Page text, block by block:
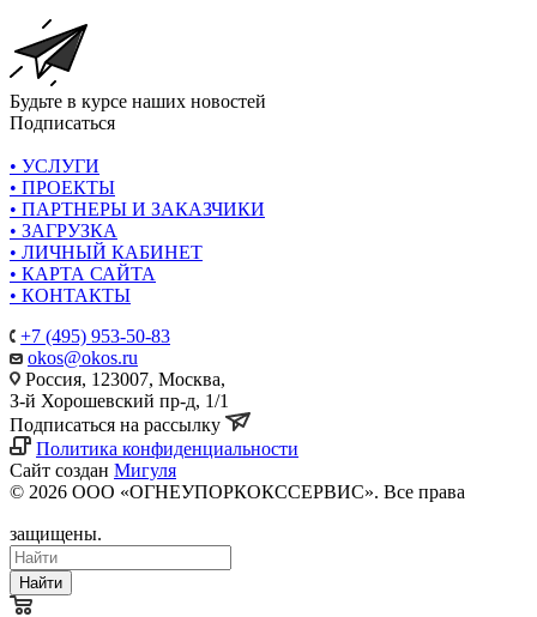
Будьте в курсе наших новостей
Подписаться
• УСЛУГИ
• ПРОЕКТЫ
• ПАРТНЕРЫ И ЗАКАЗЧИКИ
• ЗАГРУЗКА
• ЛИЧНЫЙ КАБИНЕТ
• КАРТА САЙТА
• КОНТАКТЫ
+7 (495) 953-50-83
okos@okos.ru
Россия, 123007, Москва,
З-й Хорошевский пр-д, 1/1
Подписаться на рассылку
Политика конфиденциальности
Сайт создан Мигуля
© 2026 ООО «ОГНЕУПОРКОКССЕРВИС». Все права
защищены.
Найти